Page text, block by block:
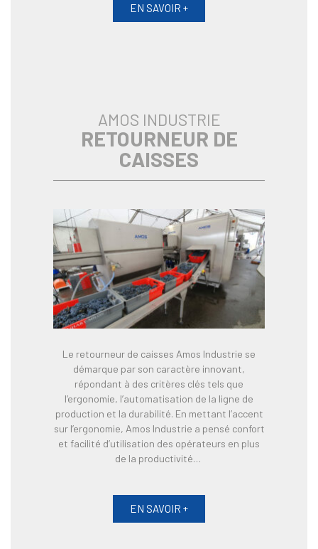
EN SAVOIR +
AMOS INDUSTRIE
RETOURNEUR DE
CAISSES
Le retourneur de caisses Amos Industrie se
démarque par son caractère innovant,
répondant à des critères clés tels que
l’ergonomie, l’automatisation de la ligne de
production et la durabilité. En mettant l’accent
sur l’ergonomie, Amos Industrie a pensé confort
et facilité d’utilisation des opérateurs en plus
de la productivité…
EN SAVOIR +